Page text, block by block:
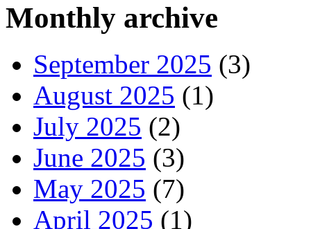
Monthly archive
September 2025 (3)
August 2025 (1)
July 2025 (2)
June 2025 (3)
May 2025 (7)
April 2025 (1)